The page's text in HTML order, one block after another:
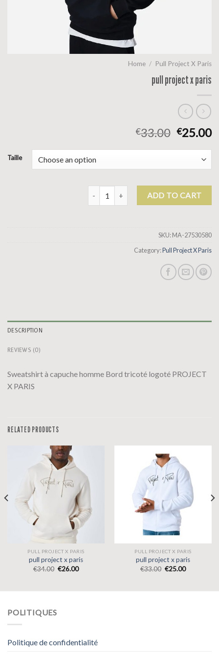
Home / Pull Project X Paris
pull project x paris
€33.00 €25.00
Taille
pull project x paris quantityADD TO CART
SKU:MA-27530580
Category:Pull Project X Paris
DESCRIPTION
REVIEWS (0)
Sweatshirt à capuche homme Bord tricoté logoté PROJECT
X PARIS
RELATED PRODUCTS
PULL PROJECT X PARIS
pull project x paris
€34.00 €26.00
PULL PROJECT X PARIS
pull project x paris
€33.00 €25.00
POLITIQUES
Politique de confidentialité